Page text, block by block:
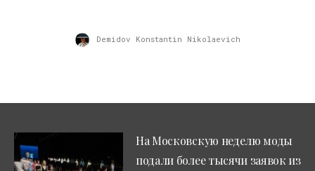
Demidov Konstantin Nikolaevich
На Московскую неделю моды
подали более тысячи заявок из